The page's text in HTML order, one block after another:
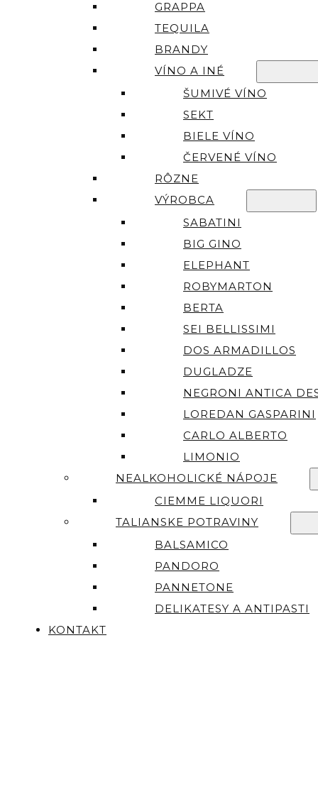
GRAPPA
TEQUILA
BRANDY
VÍNO A INÉ
ŠUMIVÉ VÍNO
SEKT
BIELE VÍNO
ČERVENÉ VÍNO
RÔZNE
VÝROBCA
SABATINI
BIG GINO
ELEPHANT
ROBYMARTON
BERTA
SEI BELLISSIMI
DOS ARMADILLOS
DUGLADZE
NEGRONI ANTICA
LOREDAN GASPARINI
CARLO ALBERTO
LIMONIO
NEALKOHOLICKÉ NÁPOJE
CIEMME LIQUORI
TALIANSKE POTRAVINY
BALSAMICO
PANDORO
PANNETONE
DELIKATESY A ANTIPASTI
KONTAKT